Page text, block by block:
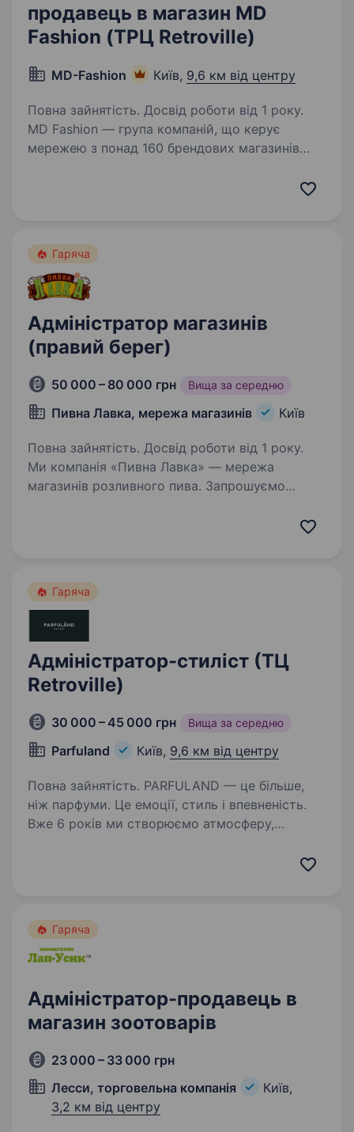
продавець в магазин MD
Fashion (ТРЦ Retroville)
MD-Fashion Київ, 9,6 км від центру
Повна зайнятість. Досвід роботи від 1 року.
MD Fashion — група компаній, що керує
мережею з понад 160 брендових магазинів
та представляє світові бренди Tommy Hilfiger,
Гаряча
Адміністратор магазинів
(правий берег)
50 000 – 80 000 грн Вища за середню
Пивна Лавка, мережа магазинів Київ
Повна зайнятість. Досвід роботи від 1 року.
Ми компанія «Пивна Лавка» — мережа
магазинів розливного пива. Запрошуємо
адміністратора , який готовий розвиватися
Гаряча
Адміністратор-стиліст (ТЦ
Retroville)
30 000 – 45 000 грн Вища за середню
Parfuland Київ, 9,6 км від центру
Повна зайнятість. PARFULAND — це більше,
ніж парфуми. Це емоції, стиль і впевненість.
Вже 6 років ми створюємо атмосферу,
Гаряча
Адміністратор-продавець в
магазин зоотоварів
23 000 – 33 000 грн
Лесси, торговельна компанія
Київ,
3,2 км від центру